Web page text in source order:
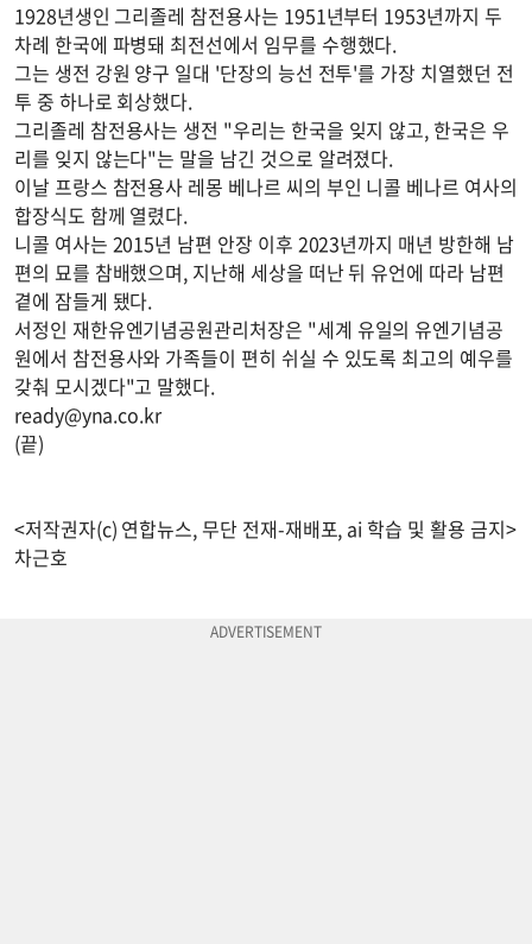
1928년생인 그리졸레 참전용사는 1951년부터 1953년까지 두
차례 한국에 파병돼 최전선에서 임무를 수행했다.
그는 생전 강원 양구 일대 '단장의 능선 전투'를 가장 치열했던 전
투 중 하나로 회상했다.
그리졸레 참전용사는 생전 "우리는 한국을 잊지 않고, 한국은 우
리를 잊지 않는다"는 말을 남긴 것으로 알려졌다.
이날 프랑스 참전용사 레몽 베나르 씨의 부인 니콜 베나르 여사의
합장식도 함께 열렸다.
니콜 여사는 2015년 남편 안장 이후 2023년까지 매년 방한해 남
편의 묘를 참배했으며, 지난해 세상을 떠난 뒤 유언에 따라 남편
곁에 잠들게 됐다.
서정인 재한유엔기념공원관리처장은 "세계 유일의 유엔기념공
원에서 참전용사와 가족들이 편히 쉬실 수 있도록 최고의 예우를
갖춰 모시겠다"고 말했다.
ready@yna.co.kr
(끝)
<저작권자(c) 연합뉴스, 무단 전재-재배포, ai 학습 및 활용 금지>
차근호